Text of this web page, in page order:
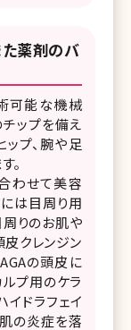
薬剤のバ
可能な機械
ップを備え
ップ、腕や足
。
わせて美容
は目周り用
りのお肌や
皮クレンジン
の頭皮に
プ用のケラ
イドラフェイ
の炎症を落